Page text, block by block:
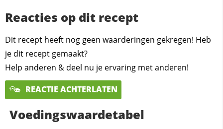
Reacties op dit recept
Dit recept heeft nog geen waarderingen gekregen! Heb
je dit recept gemaakt?
Help anderen & deel nu je ervaring met anderen!
REACTIE ACHTERLATEN
Voedingswaardetabel